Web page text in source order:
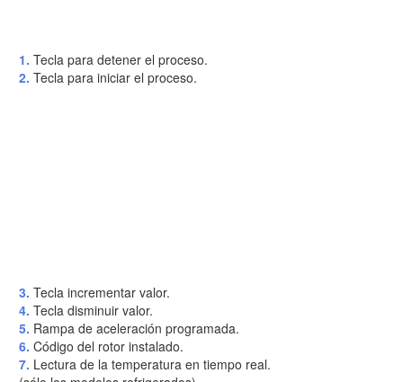
1. Tecla para detener el proceso.
2. Tecla para iniciar el proceso.
3. Tecla incrementar valor.
4. Tecla disminuir valor.
5. Rampa de aceleración programada.
6. Código del rotor instalado.
7. Lectura de la temperatura en tiempo real.